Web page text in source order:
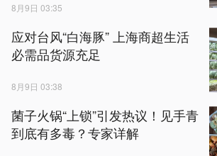
8月9日 03:35
应对台风“白海豚” 上海商超生活
必需品货源充足
8月9日 03:38
菌子火锅“上锁”引发热议！见手青
到底有多毒？专家详解